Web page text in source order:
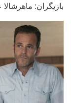
بازیگران: